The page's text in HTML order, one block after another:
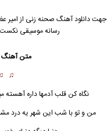
جهت دانلود آهنگ صحنه زنی ازامیر
رسانه موسیقی نکست
متن آهنگ
♫
نگاه کن قلب آدمها داره
من و تو با شب این شهر یه درد